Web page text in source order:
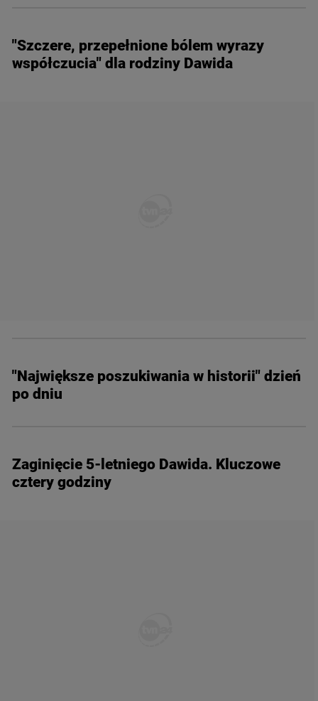
"Szczere, przepełnione bólem wyrazy
współczucia" dla rodziny Dawida
"Największe poszukiwania w historii" dzień
po dniu
Zaginięcie 5-letniego Dawida. Kluczowe
cztery godziny